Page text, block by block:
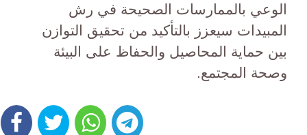
الوعي بالممارسات الصحيحة في رش
المبيدات سيعزز بالتأكيد من تحقيق التوازن
بين حماية المحاصيل والحفاظ على البيئة
وصحة المجتمع.